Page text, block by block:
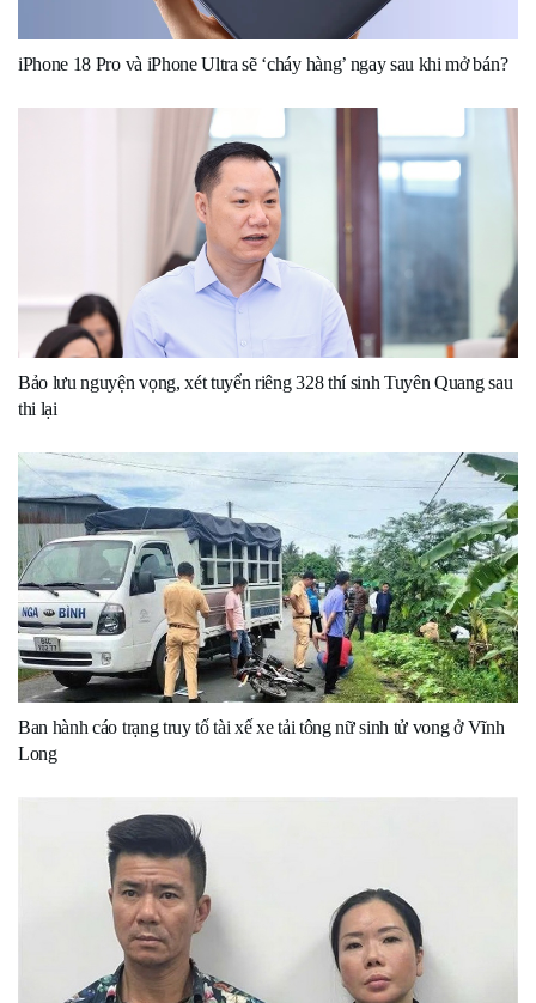
iPhone 18 Pro và iPhone Ultra sẽ ‘cháy hàng’ ngay sau khi mở bán?
Bảo lưu nguyện vọng, xét tuyển riêng 328 thí sinh Tuyên Quang sau
thi lại
Ban hành cáo trạng truy tố tài xế xe tải tông nữ sinh tử vong ở Vĩnh
Long